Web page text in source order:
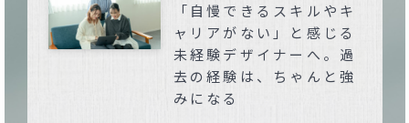
「自慢できるスキルやキ
ャリアがない」と感じる
未経験デザイナーへ。過
去の経験は、ちゃんと強
みになる